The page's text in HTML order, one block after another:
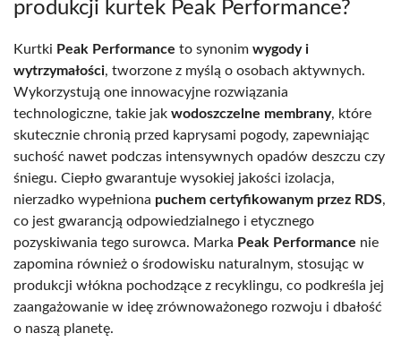
produkcji kurtek Peak Performance?
Kurtki Peak Performance to synonim wygody i
wytrzymałości, tworzone z myślą o osobach aktywnych.
Wykorzystują one innowacyjne rozwiązania
technologiczne, takie jak wodoszczelne membrany, które
skutecznie chronią przed kaprysami pogody, zapewniając
suchość nawet podczas intensywnych opadów deszczu czy
śniegu. Ciepło gwarantuje wysokiej jakości izolacja,
nierzadko wypełniona puchem certyfikowanym przez RDS,
co jest gwarancją odpowiedzialnego i etycznego
pozyskiwania tego surowca. Marka Peak Performance nie
zapomina również o środowisku naturalnym, stosując w
produkcji włókna pochodzące z recyklingu, co podkreśla jej
zaangażowanie w ideę zrównoważonego rozwoju i dbałość
o naszą planetę.